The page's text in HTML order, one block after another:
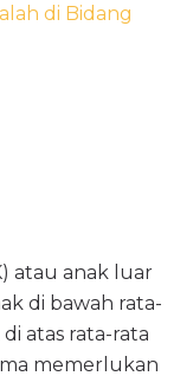
di Bidang
atau anak luar
di bawah rata-
atas rata-rata
memerlukan